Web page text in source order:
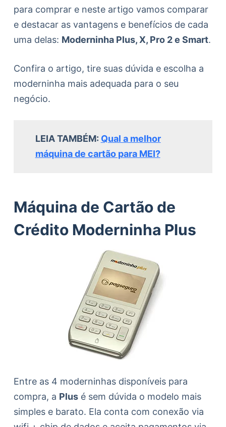
para comprar e neste artigo vamos comparar
e destacar as vantagens e benefícios de cada
uma delas: Moderninha Plus, X, Pro 2 e Smart.
Confira o artigo, tire suas dúvida e escolha a
moderninha mais adequada para o seu
negócio.
LEIA TAMBÉM: Qual a melhor
máquina de cartão para MEI?
Máquina de Cartão de
Crédito Moderninha Plus
Entre as 4 moderninhas disponíveis para
compra, a Plusé sem dúvida o modelo mais
simples e barato. Ela conta com conexão via